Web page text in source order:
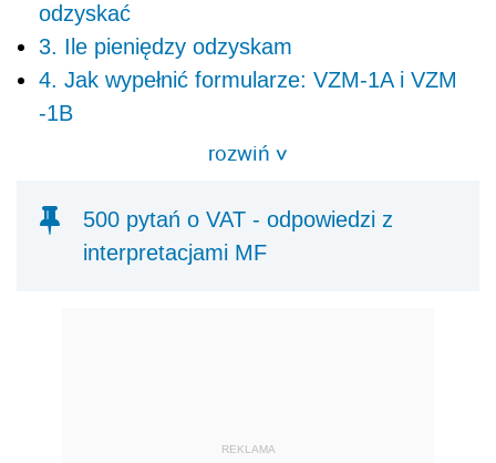
odzyskać
3. Ile pieniędzy odzyskam
4. Jak wypełnić formularze: VZM-1A i VZM
-1B
rozwiń>
500 pytań o VAT - odpowiedzi z
interpretacjami MF
REKLAMA